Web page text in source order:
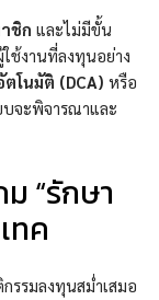
ชิก และไม่มีขั้น
ช้งานที่ลงทุนอย่าง
โนมัติ (DCA) หรือ
บจะพิจารณาและ
“รักษา
ทค
รรมลงทุนสม่ำเสมอ